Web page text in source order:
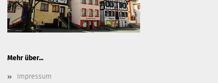
Mehr über...
Impressum